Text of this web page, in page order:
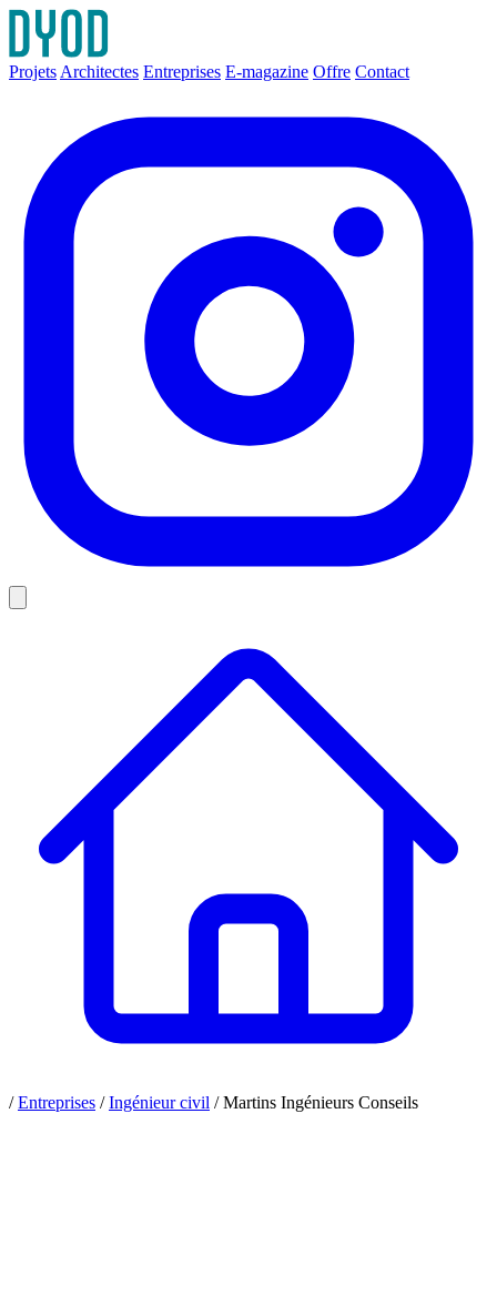
Projets Architectes Entreprises E-magazine Offre Contact
/ Entreprises / Ingénieur civil /Martins Ingénieurs Conseils